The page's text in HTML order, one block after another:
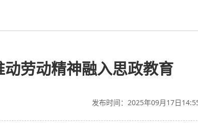
劳动精神融入思政教育
发布时间：2025年09月17日